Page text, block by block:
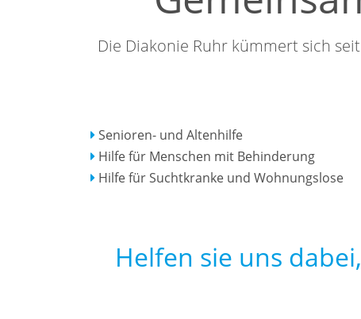
Die Diakonie Ruhr kümmert sich
Senioren- und Altenhilfe
Hilfe für Menschen mit Behinderung
Hilfe für Suchtkranke und Wohnungslose
Helfen sie uns